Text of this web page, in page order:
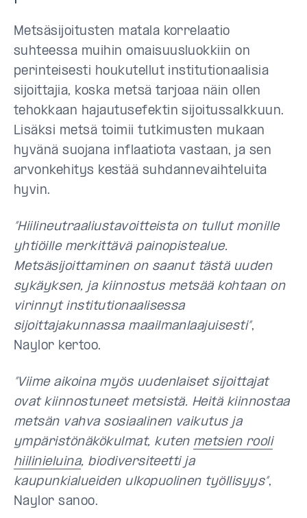
Metsäsijoitusten matala korrelaatio
suhteessa muihin omaisuusluokkiin on
perinteisesti houkutellut institutionaalisia
sijoittajia, koska metsä tarjoaa näin ollen
tehokkaan hajautusefektin sijoitussalkkuun.
Lisäksi metsä toimii tutkimusten mukaan
hyvänä suojana inflaatiota vastaan, ja sen
arvonkehitys kestää suhdannevaihteluita
hyvin.
”Hiilineutraaliustavoitteista on tullut monille
yhtiöille merkittävä painopistealue.
Metsäsijoittaminen on saanut tästä uuden
sykäyksen, ja kiinnostus metsää kohtaan on
virinnyt institutionaalisessa
sijoittajakunnassa maailmanlaajuisesti”,
Naylor kertoo.
”Viime aikoina myös uudenlaiset sijoittajat
ovat kiinnostuneet metsistä. Heitä kiinnostaa
metsän vahva sosiaalinen vaikutus ja
ympäristönäkökulmat, kuten metsien rooli
hiilinieluina, biodiversiteetti ja
kaupunkialueiden ulkopuolinen työllisyys”,
Naylor sanoo.